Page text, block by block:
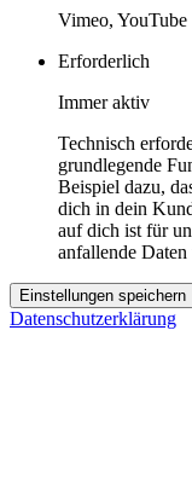
Vimeo, YouTube
Erforderlich
Immer aktiv
Technisch
grundlegende
Beispiel dazu,
dich in dein
auf dich ist für
anfallende
Einstellungen speichern
Datenschutzerklärung